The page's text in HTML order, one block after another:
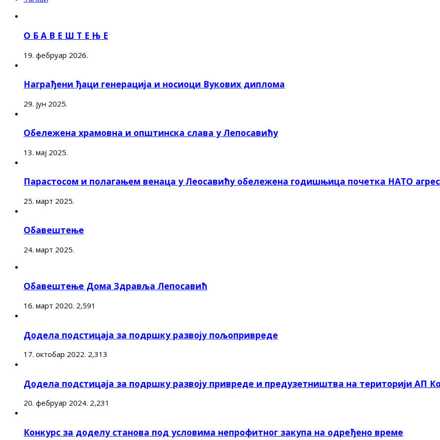
О Б А В Е Ш Т Е Њ Е
19. фебруар 2026.
Награђени ђаци генерација и носиоци Вукових диплома
29. јун 2025.
Обележена храмовна и општинска слава у Лепосавићу
13. мај 2025.
Парастосом и полагањем венаца у Леосавићу обележена годишњица почетка НАТО
25. март 2025.
Обавештење
24. март 2025.
Обавештење Дома Здравља Лепосавић
16. март 2020. 2,591
Додела подстицаја за подршку развоју пољопривреде
17. октобар 2022. 2,313
Додела подстицаја за подршку развоју привреде и предузетништва на територији АП
20. фебруар 2024. 2,231
Конкурс за доделу станова под условима непрофитног закупа на одређено време